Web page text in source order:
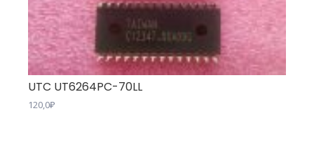
UTC UT6264PC-70LL
120,0₽